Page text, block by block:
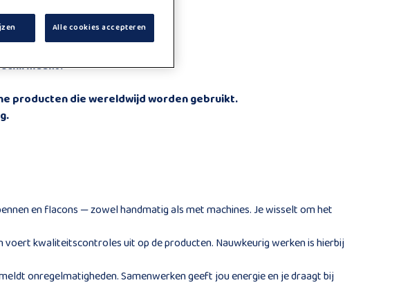
maakt?
producten die wereldwijd worden gebruikt.
en flacons — zowel handmatig als met machines. Je wisselt om het
kwaliteitscontroles uit op de producten. Nauwkeurig werken is hierbij
onregelmatigheden. Samenwerken geeft jou energie en je draagt bij
Alle cookies accepteren